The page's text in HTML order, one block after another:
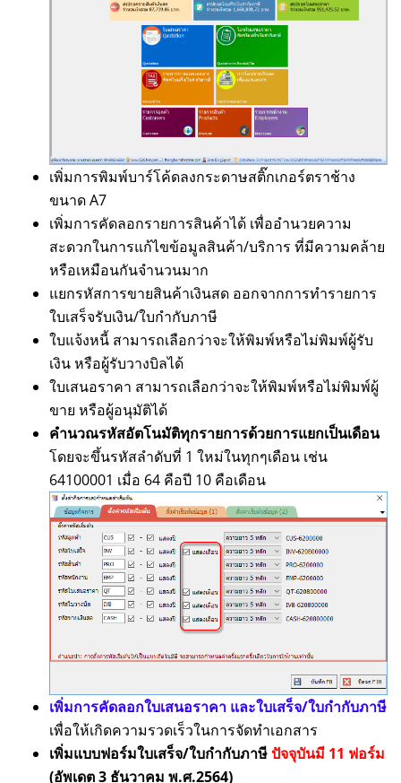
เพิ่มการพิมพ์บาร์โค้ดลงกระดาษสติ๊กเกอร์ตราช้าง
ขนาด A7
เพิ่มการคัดลอกรายการสินค้าได้ เพื่ออำนวยความ
สะดวกในการแก้ไขข้อมูลสินค้า/บริการ ที่มีความคล้าย
หรือเหมือนกันจำนวนมาก
แยกรหัสการขายสินค้าเงินสด ออกจากการทำรายการ
ใบเสร็จรับเงิน/ใบกำกับภาษี
ใบแจ้งหนี้ สามารถเลือกว่าจะให้พิมพ์หรือไม่พิมพ์ผู้รับ
เงิน หรือผู้รับวางบิลได้
ใบเสนอราคา สามารถเลือกว่าจะให้พิมพ์หรือไม่พิมพ์ผู้
ขาย หรือผู้อนุมัติได้
คำนวณรหัสอัตโนมัติทุกรายการด้วยการแยกเป็นเดือน
โดยจะขึ้นรหัสลำดับที่ 1 ใหม่ในทุกๆเดือน เช่น
64100001 เมื่อ 64 คือปี 10 คือเดือน
เพิ่มการคัดลอกใบเสนอราคา และใบเสร็จ/ใบกำกับภาษี
เพื่อให้เกิดความรวดเร็วในการจัดทำเอกสาร
เพิ่มแบบฟอร์มใบเสร็จ/ใบกำกับภาษีปัจจุบันมี 11 ฟอร์ม
(อัพเดต 3 ธันวาคม พ.ศ.2564)